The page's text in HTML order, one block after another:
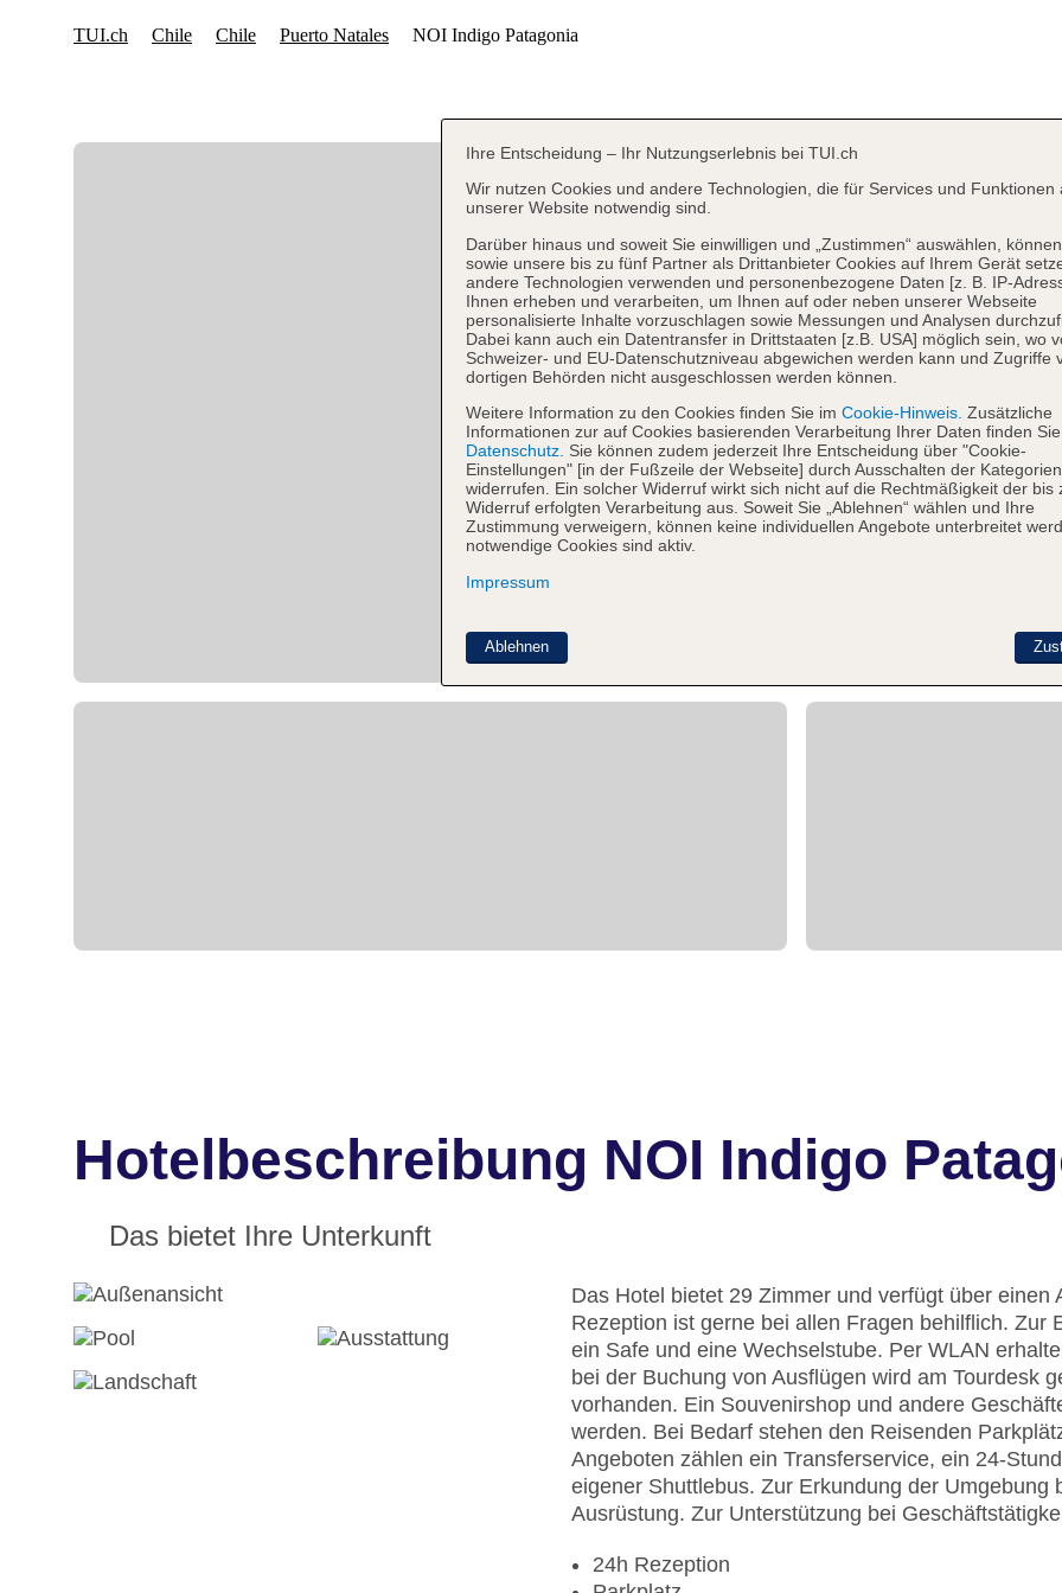
Hotelbeschreibung NOI Indigo
Das bietet Ihre Unterkunft
Das Hotel bietet 29 Zimmer und verfügt über
Rezeption ist gerne bei allen Fragen behilflich. Zur
ein Safe und eine Wechselstube. Per WLAN
bei der Buchung von Ausflügen wird am Tourdesk
vorhanden. Ein Souvenirshop und andere
werden. Bei Bedarf stehen den Reisenden
Angeboten zählen ein Transferservice, ein 24-
eigener Shuttlebus. Zur Erkundung der
Ausrüstung. Zur Unterstützung bei
24h Rezeption
Ihre Entscheidung – Ihr Nutzungserlebnis bei TUI.ch
Wir nutzen Cookies und andere Technologien, die für Services und Funktionen
unserer Website notwendig sind.
Darüber hinaus und soweit Sie einwilligen und „Zustimmen“ auswählen,
sowie unsere bis zu fünf Partner als Drittanbieter Cookies auf Ihrem Gerät
andere Technologien verwenden und personenbezogene Daten [z. B. IP-
Ihnen erheben und verarbeiten, um Ihnen auf oder neben unserer Webseite
personalisierte Inhalte vorzuschlagen sowie Messungen und Analysen
Dabei kann auch ein Datentransfer in Drittstaaten [z.B. USA] möglich sein, wo
Schweizer- und EU-Datenschutzniveau abgewichen werden kann und Zugriffe
dortigen Behörden nicht ausgeschlossen werden können.
Weitere Information zu den Cookies finden Sie im Cookie-Hinweis. Zusätzliche
Informationen zur auf Cookies basierenden Verarbeitung Ihrer Daten finden
Datenschutz. Sie können zudem jederzeit Ihre Entscheidung über "Cookie-
Einstellungen" [in der Fußzeile der Webseite] durch Ausschalten der Kategorien
widerrufen. Ein solcher Widerruf wirkt sich nicht auf die Rechtmäßigkeit der bis
Widerruf erfolgten Verarbeitung aus. Soweit Sie „Ablehnen“ wählen und Ihre
Zustimmung verweigern, können keine individuellen Angebote unterbreitet
notwendige Cookies sind aktiv.
Impressum
Ablehnen